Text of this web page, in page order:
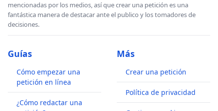
mencionadas por los medios, así que crear una petición es una
fantástica manera de destacar ante el publico y los tomadores de
decisiones.
Guías
Cómo empezar una
petición en línea
¿Cómo redactar una
Más
Crear una petición
Política de privacidad